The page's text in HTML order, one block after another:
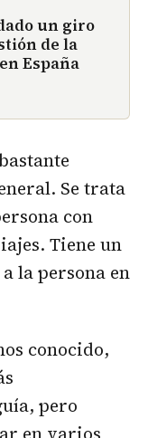
un giro
de la
España
Se trata
con
Tiene un
la persona en
conocido,
pero
en varios